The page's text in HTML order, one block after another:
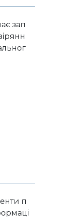
зап
п